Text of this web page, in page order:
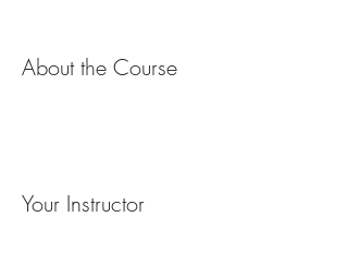
About the Course
Your Instructor